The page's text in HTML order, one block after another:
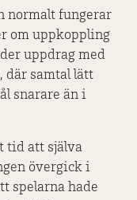
normalt fungerar
om uppkoppling
uppdrag med
där samtal lätt
snarare än i
tid att själva
övergick i
spelarna hade